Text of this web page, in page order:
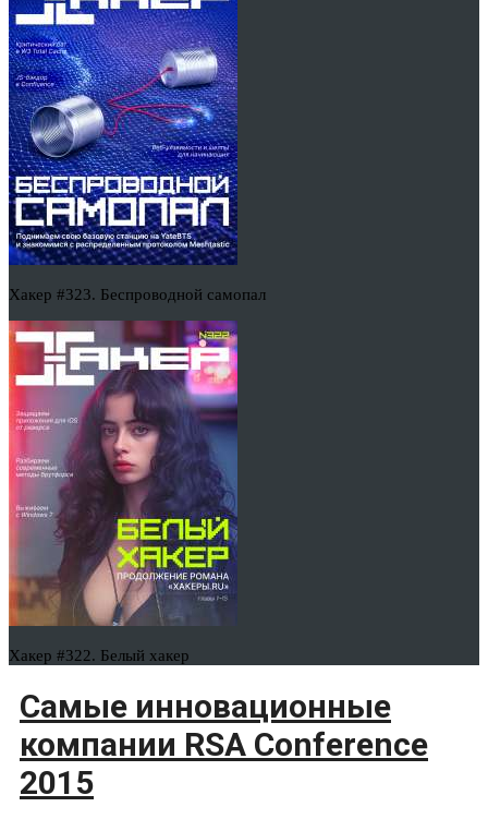
Хакер #323. Беспроводной самопал
Хакер #322. Белый хакер
Самые инновационные
компании RSA Conference
2015